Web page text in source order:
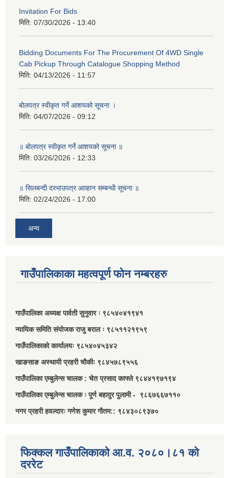
Invitation For Bids
मिति: 07/30/2026 - 13:40
Bidding Documents For The Procurement Of 4WD Single
Cab Pickup Through Catalogue Shopping Method
मिति: 04/13/2026 - 11:57
बोलपत्र स्वीकृत गर्ने आशयको सूचना ।
मिति: 04/07/2026 - 09:12
॥ बोलपत्र स्वीकृत गर्ने आशयको सूचना ॥
मिति: 03/26/2026 - 12:33
॥ सिलबन्दी दरभाउपत्र आव्हान सम्बन्धी सूचना ॥
मिति: 02/24/2026 - 17:00
अन्य
गाउँपालिकाका महत्वपूर्ण फोन नम्बरहरु
गाउँपालिका अध्यक्ष पार्वती सुनुवार ः ९८५४०४१९४१
न्यायिक समिति संयोजक राजु बराल ः ९८५११२१९५९
गाउँपालिकाको कार्यालयः ९८५४०४५३४२
खाङसाङ अस्थायी प्रहरी चौकीः ९८४५७८९५५६
गाउँपालिका एम्बुलेन्स चालक : चेत प्रसाद काफ्ले ९८४४१९७१९४
गाउँपालिका एम्बुलेन्स चालक ः पूर्ण बहादुर पुलामी - ९८६७६६७११०
नगर प्रहरी हवल्दारः गणेश कुमार गौतम:: ९८४३०८९३७०
फिक्कल गाउँपालिकाको आ.व. २०८०।८१ को
दररेट